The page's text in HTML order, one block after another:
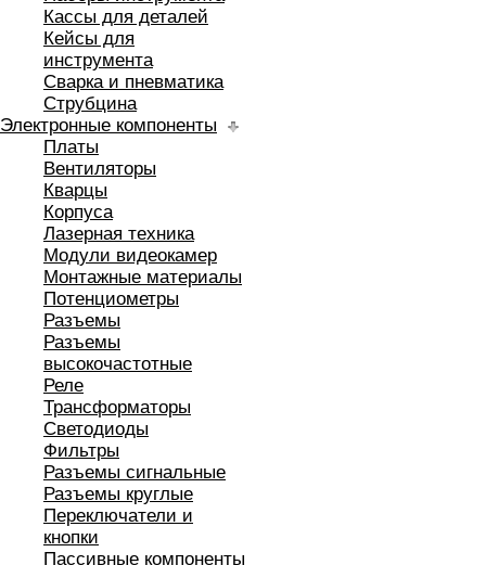
Кассы для деталей
Кейсы для
инструмента
Сварка и пневматика
Струбцина
Электронные компоненты
Платы
Вентиляторы
Кварцы
Корпуса
Лазерная техника
Модули видеокамер
Монтажные материалы
Потенциометры
Разъемы
Разъемы
высокочастотные
Реле
Трансформаторы
Светодиоды
Фильтры
Разъемы сигнальные
Разъемы круглые
Переключатели и
кнопки
Пассивные компоненты